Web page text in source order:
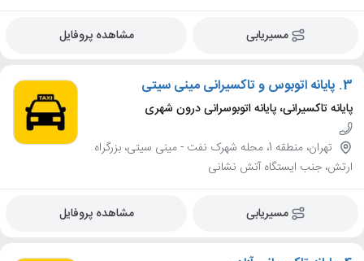
مسیریابی مشاهده پروفایل
3. پایانه اتوبوس و تاکسیرانی مینی سیتی
پایانه تاکسیرانی، پایانه اتوبوسرانی درون شهری
تهران، منطقه 1، محله شهرک نفت - مینی سیتی، بزرگراه
ارتش، جنب ایستگاه آتش نشانی
مسیریابی مشاهده پروفایل